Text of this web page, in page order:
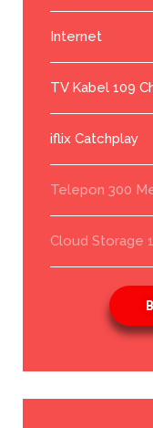
Internet
TV Kabel 109
iflix Catchplay
Telepon 300
Cloud Storage